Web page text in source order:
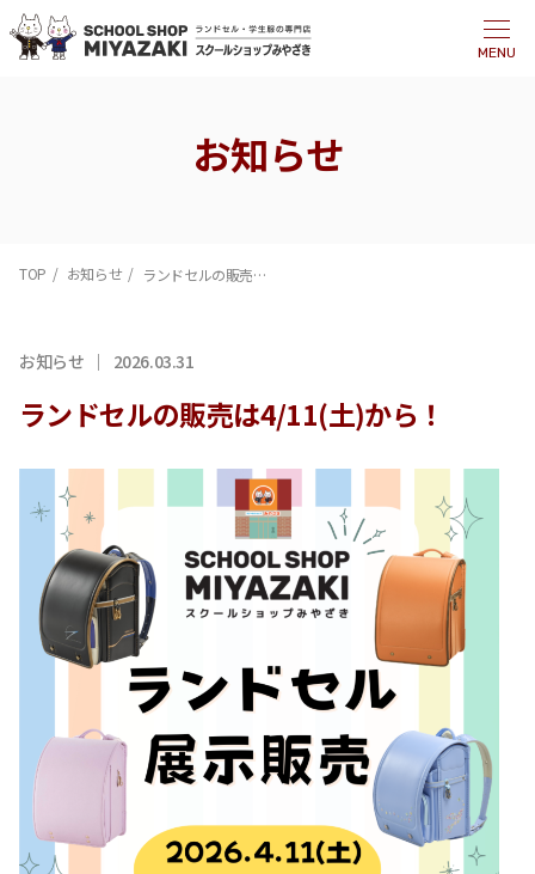
MENU
お知らせ
TOP お知らせ ランドセルの販売は4/11(土)から！
お知らせ 2026.03.31
ランドセルの販売は4/11(土)から！